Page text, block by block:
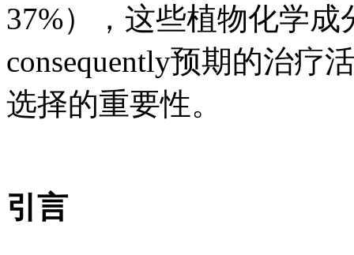
37%），这些植物化学
consequently预期的治疗
选择的重要性。
引言